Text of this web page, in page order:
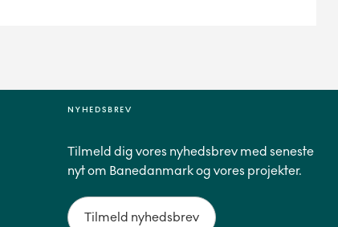
NYHEDSBREV
Tilmeld dig vores nyhedsbrev med seneste
nyt om Banedanmark og vores projekter.
Tilmeld nyhedsbrev